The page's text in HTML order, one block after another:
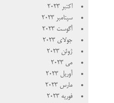
اکتبر 2023
سپتامبر 2023
آگوست 2023
جولای 2023
ژوئن 2023
می 2023
آوریل 2023
مارس 2023
فوریه 2023